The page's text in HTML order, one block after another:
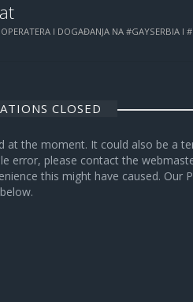
I DOGAĐANJA NA #GAYSERBIA I
CLOSED
at the moment. It could also be a
error, please contact the
this might have caused. Our